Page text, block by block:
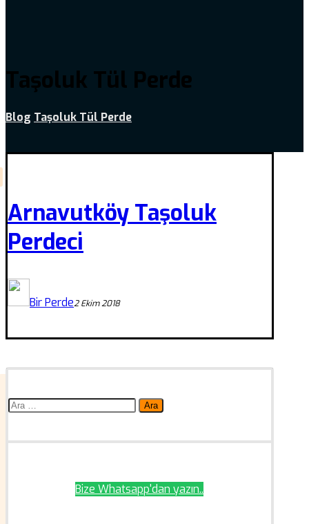
Taşoluk Tül Perde
Blog Taşoluk Tül Perde
Arnavutköy Taşoluk
Perdeci
Bir Perde2 Ekim 2018
Arama:
Bize Whatsapp'dan yazın..